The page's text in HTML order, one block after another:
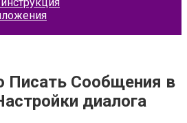
Писать Сообщения в
диалога